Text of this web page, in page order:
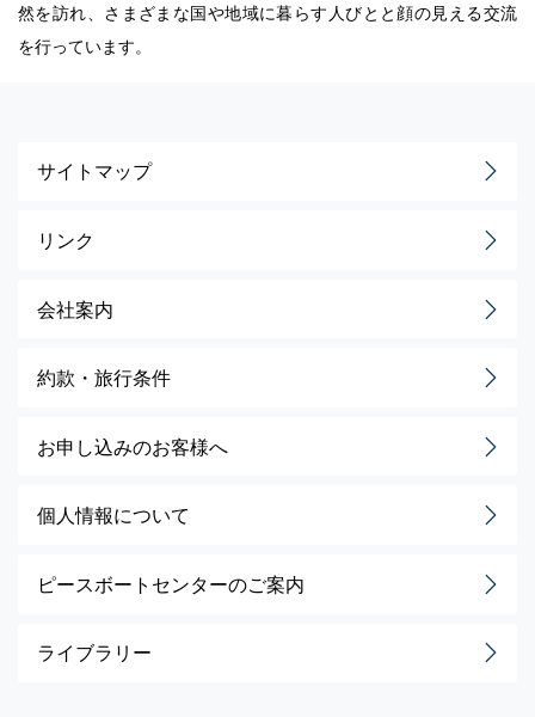
然を訪れ、さまざまな国や地域に暮らす人びとと顔の見える交流
を行っています。
サイトマップ
リンク
会社案内
約款・旅行条件
お申し込みのお客様へ
個人情報について
ピースボートセンターのご案内
ライブラリー